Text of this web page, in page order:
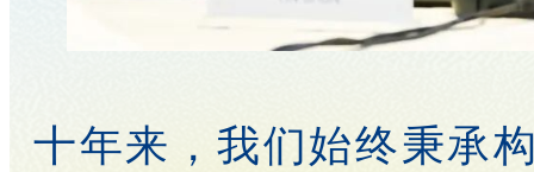
十年来，我们始终秉承